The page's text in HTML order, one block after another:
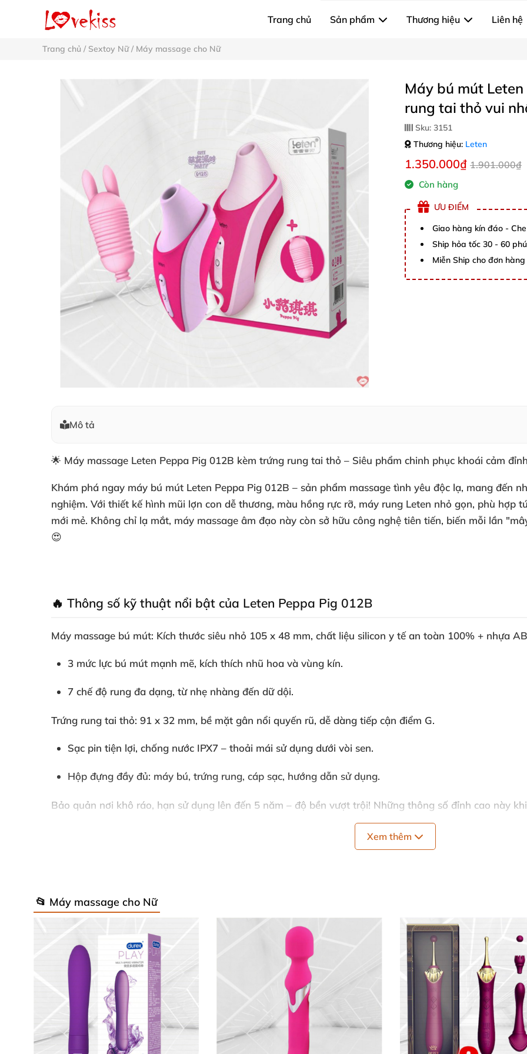
Trang chủ Sản phẩm Thương hiệu Liên hệ
Trang chủ / Sextoy Nữ/ Máy massage cho Nữ
Máy bú mút
rung tai thỏ vui
Sku: 3151
Thương hiệu: Leten
1.350.000₫ 1.901.000₫
Còn hàng
ƯU ĐIỂM
Giao hàng kín đáo -
Ship hỏa tốc 30 - 60
Miễn Ship cho đơn
Mô tả
🌟 Máy massage Leten Peppa Pig 012B kèm trứng rung tai thỏ – Siêu phẩm chinh phục khoái cảm
Khám phá ngay máy bú mút Leten Peppa Pig 012B – sản phẩm massage tình yêu độc lạ, mang đến
nghiệm. Với thiết kế hình mũi lợn con dễ thương, màu hồng rực rỡ, máy rung Leten nhỏ gọn, phù hợp
mới mẻ. Không chỉ lạ mắt, máy massage âm đạo này còn sở hữu công nghệ tiên tiến, biến mỗi lần
😍
🔥 Thông số kỹ thuật nổi bật của Leten Peppa Pig 012B
Máy massage bú mút: Kích thước siêu nhỏ 105 x 48 mm, chất liệu silicon y tế an toàn 100% + nhựa
3 mức lực bú mút mạnh mẽ, kích thích nhũ hoa và vùng kín.
7 chế độ rung đa dạng, từ nhẹ nhàng đến dữ dội.
Trứng rung tai thỏ: 91 x 32 mm, bề mặt gân nổi quyến rũ, dễ dàng tiếp cận điểm G.
Sạc pin tiện lợi, chống nước IPX7 – thoải mái sử dụng dưới vòi sen.
Hộp đựng đầy đủ: máy bú, trứng rung, cáp sạc, hướng dẫn sử dụng.
Bảo quản nơi khô ráo, hạn sử dụng lên đến 5 năm – độ bền vượt trội! Những thông số đỉnh cao này
rung yêu thích. Kết hợp gel bôi trơn gốc nước để
Sản phẩm từ thương hiệu Leten uy tín, động cơ thông minh giúp bạn khám phá vô vàn cảm giác mới
tình dụcnày luôn mang đến đỉnh cao orgasm nhanh chóng, bền bỉ. 🌹
💬 Nhận xét từ khách hàng hài lòng
Lan Anh (Hà Nội): "Máy Leten Peppa Pig siêu dễ thương, lực bú mút mạnh mẽ khiến mình 'bay'
thoải mái không hề kích ứng!" 😘
Xem thêm
📂 Máy massage cho Nữ